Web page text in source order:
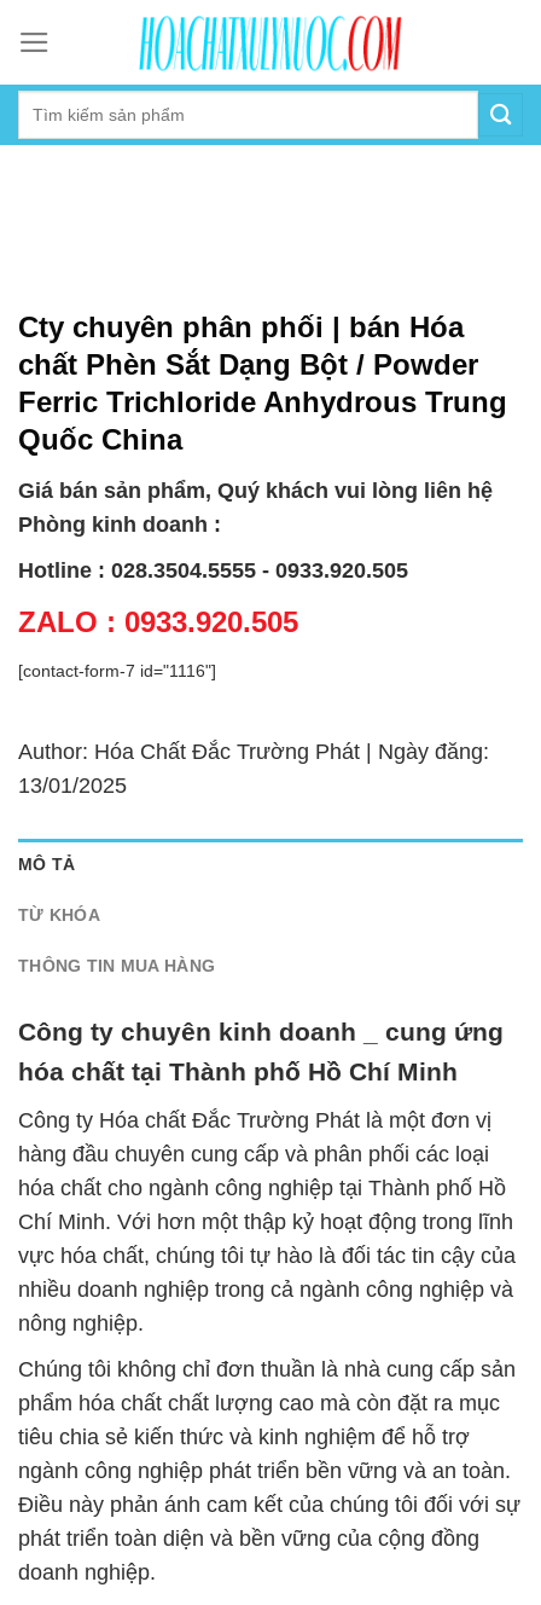
content
Cty chuyên phân phối | bán Hóa
chất Phèn Sắt Dạng Bột / Powder
Ferric Trichloride Anhydrous Trung
Quốc China
Giá bán sản phẩm, Quý khách vui lòng liên hệ
Phòng kinh doanh :
Hotline : 028.3504.5555 - 0933.920.505
ZALO : 0933.920.505
[contact-form-7 id="1116"]
Author: Hóa Chất Đắc Trường Phát | Ngày đăng:
13/01/2025
MÔ TẢ
TỪ KHÓA
THÔNG TIN MUA HÀNG
Công ty chuyên kinh doanh _ cung ứng
hóa chất tại Thành phố Hồ Chí Minh
Công ty Hóa chất Đắc Trường Phát là một đơn vị
hàng đầu chuyên cung cấp và phân phối các loại
hóa chất cho ngành công nghiệp tại Thành phố Hồ
Chí Minh. Với hơn một thập kỷ hoạt động trong lĩnh
vực hóa chất, chúng tôi tự hào là đối tác tin cậy của
nhiều doanh nghiệp trong cả ngành công nghiệp và
nông nghiệp.
Chúng tôi không chỉ đơn thuần là nhà cung cấp sản
phẩm hóa chất chất lượng cao mà còn đặt ra mục
tiêu chia sẻ kiến thức và kinh nghiệm để hỗ trợ
ngành công nghiệp phát triển bền vững và an toàn.
Điều này phản ánh cam kết của chúng tôi đối với sự
phát triển toàn diện và bền vững của cộng đồng
doanh nghiệp.